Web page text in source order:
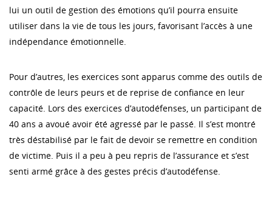
lui un outil de gestion des émotions qu’il pourra ensuite
utiliser dans la vie de tous les jours, favorisant l’accès à une
indépendance émotionnelle.
Pour d’autres, les exercices sont apparus comme des outils de
contrôle de leurs peurs et de reprise de confiance en leur
capacité. Lors des exercices d’autodéfenses, un participant de
40 ans a avoué avoir été agressé par le passé. Il s’est montré
très déstabilisé par le fait de devoir se remettre en condition
de victime. Puis il a peu à peu repris de l’assurance et s’est
senti armé grâce à des gestes précis d’autodéfense.